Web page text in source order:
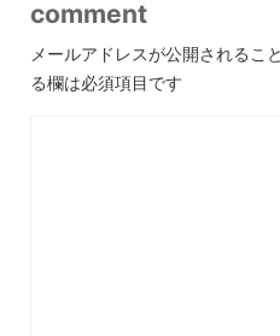
comment
メールアドレスが公開されるこ
る欄は必須項目です